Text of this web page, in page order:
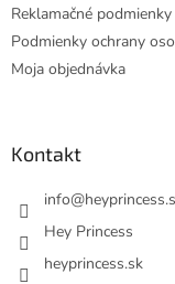
Reklamačné podmienky
Podmienky ochrany
Moja objednávka
Kontakt
info@
Hey Princess
heyprincess.sk